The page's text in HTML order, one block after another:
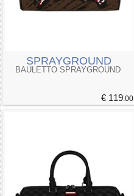
SPRAYGROUND
BAULETTO SPRAYGROUND
€ 119.00